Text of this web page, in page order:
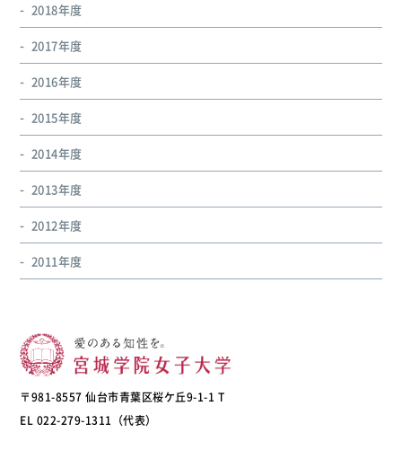
2018年度
2017年度
2016年度
2015年度
2014年度
2013年度
2012年度
2011年度
〒981-8557 仙台市青葉区桜ケ丘9-1-1 T
EL 022-279-1311（代表）